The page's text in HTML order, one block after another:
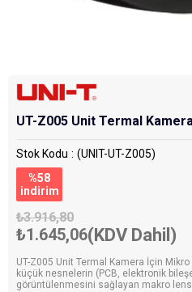
UT-Z005 Unit Termal
Stok Kodu
(UNIT-UT-Z005)
%58
i̇ndirim
₺3.916,80
₺1.645,06(KDV Dahil)
UT-Z005 Unit Termal Kamera İçin
küçük nesnelerin (PCB, elektronik
görüntülenmesini sağlayan makro lens